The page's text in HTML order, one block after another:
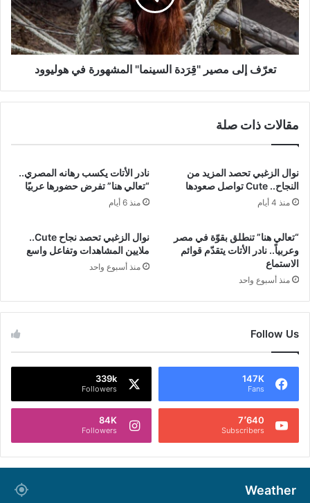
المشهورة
في
هوليوود
تعرّف إلى مصير "قِرَدة السينما" المشهورة في هوليوود
مقالات ذات صلة
نوال الزغبي تحصد المزيد من
النجاح.. Cute تواصل صعودها
منذ 4 أيام
نادر الأتات يكسب رهانه المصري..
“تعالي هنا” تفرض حضورها عربيًا
منذ 6 أيام
“تعالي هنا” تنطلق بقوّة في مصر
وعربياً.. نادر الأتات يتقدّم قوائم
الاستماع
منذ أسبوع واحد
نوال الزغبي تحصد نجاح Cute..
ملايين المشاهدات وتفاعل واسع
منذ أسبوع واحد
Follow Us
147K
Fans
339k
Followers
7٬640
Subscribers
84K
Followers
Weather